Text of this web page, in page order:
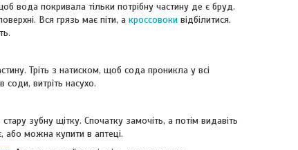
вода покривала тільки потрібну частину де є бруд.
Вся грязь має піти, а кроссовоки відбілитися.
Тріть з натиском, щоб сода проникла у всі
соди, витріть насухо.
зубну щітку. Спочатку замочіть, а потім видавіть
або можна купити в аптеці.